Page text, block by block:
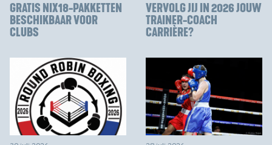
GRATIS NIX18-PAKKETTEN
BESCHIKBAAR VOOR
CLUBS
VERVOLG JIJ IN 2026 JOUW
TRAINER-COACH
CARRIÈRE?